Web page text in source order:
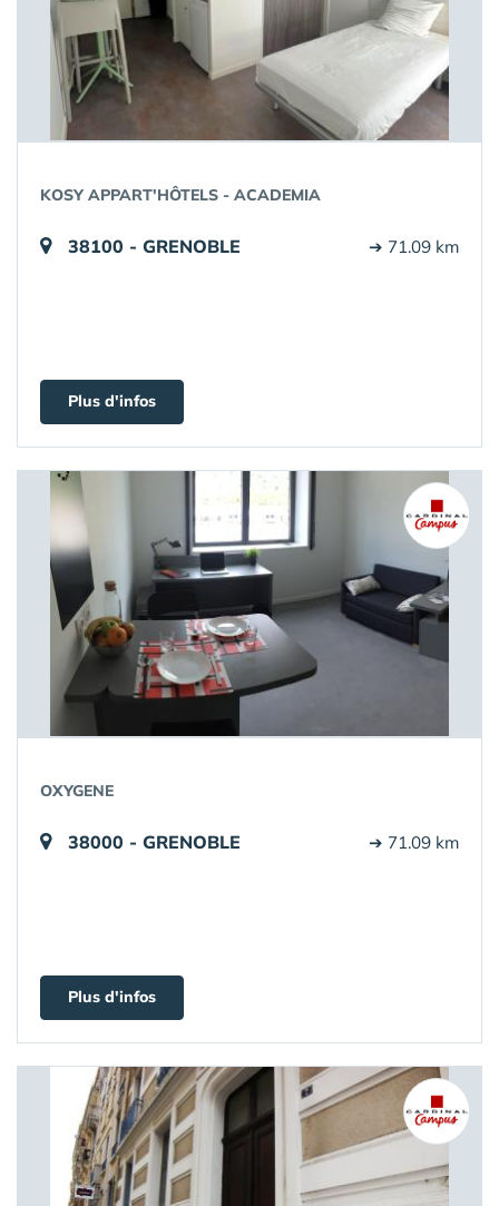
KOSY APPART'HÔTELS - ACADEMIA
38100 - GRENOBLE ➔ 71.09 km
Plus d'infos
OXYGENE
38000 - GRENOBLE ➔ 71.09 km
Plus d'infos